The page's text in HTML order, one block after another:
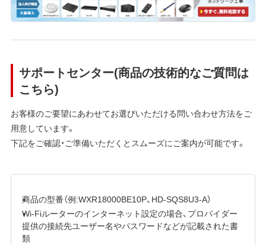
サポートセンター(商品の技術的なご質問は
こちら)
お客様のご要望にあわせてお選びいただける問い合わせ方法をご
用意しています。
下記をご確認・ご準備いただくとスムーズにご案内が可能です。
商品の型番（例:WXR18000BE10P、HD-SQS8U3-A）
Wi-Fiルーターのインターネット設定の場合、プロバイダー
提供の接続先ユーザー名やパスワードなどが記載された書
類